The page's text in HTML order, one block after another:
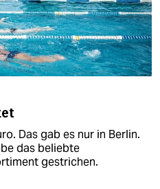
Das gab es nur in Berlin.
das beliebte
gestrichen.